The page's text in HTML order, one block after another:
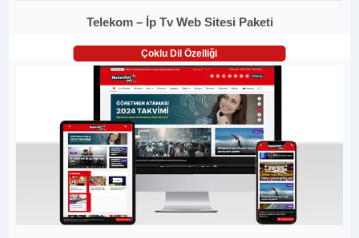
Telekom – İp Tv Web Sitesi Paketi
Çoklu Dil Özelliği